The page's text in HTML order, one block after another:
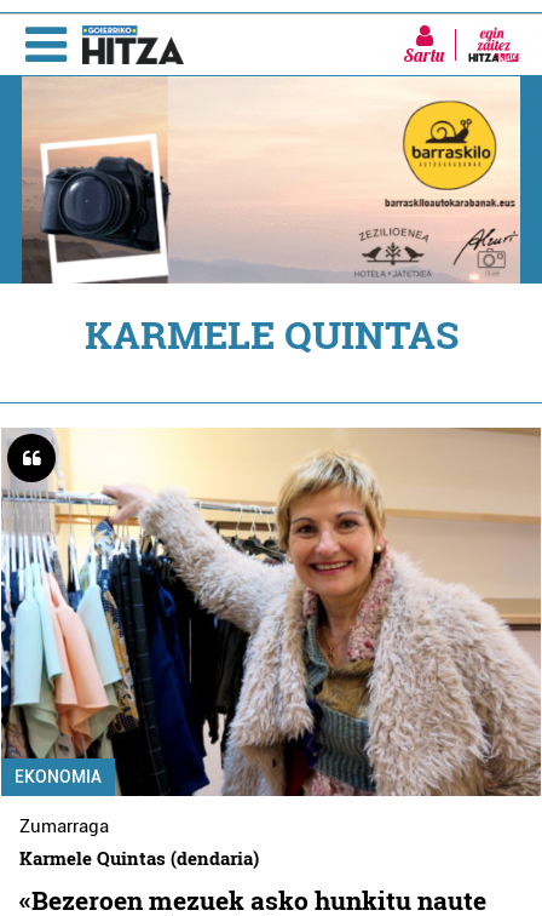
Sartu
KARMELE QUINTAS
EKONOMIA
Zumarraga
Karmele Quintas (dendaria)
«Bezeroen mezuek asko hunkitu naute